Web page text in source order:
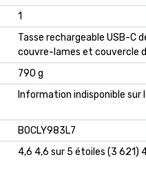
‎1
‎Tasse rechargeable USB-C
couvre-lames et couvercle
‎790 g
‎Information indisponible sur
B0CLY983L7
4,6 4,6 sur 5 étoiles (3 621)